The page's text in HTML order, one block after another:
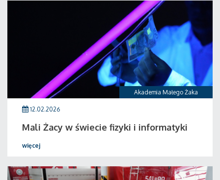
Akademia Małego Żaka
12.02.2026
Mali Żacy w świecie fizyki i informatyki
więcej